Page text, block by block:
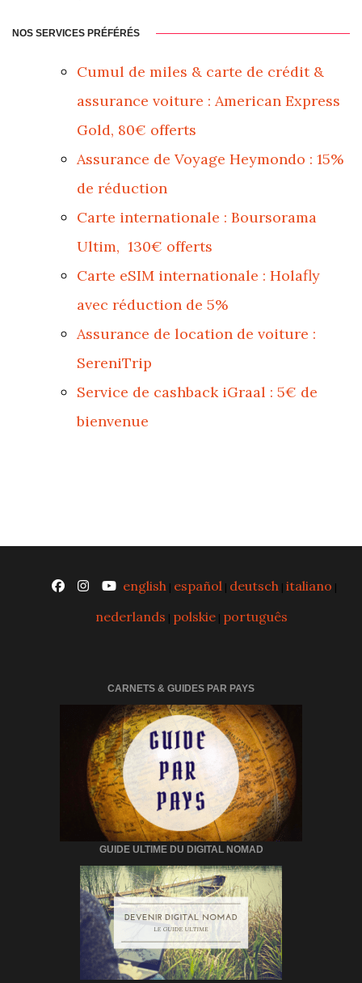
NOS SERVICES PRÉFÉRÉS
Cumul de miles & carte de crédit &
assurance voiture : American Express
Gold, 80€ offerts
Assurance de Voyage Heymondo : 15%
de réduction
Carte internationale : Boursorama
Ultim, 130€ offerts
Carte eSIM internationale : Holafly
avec réduction de 5%
Assurance de location de voiture :
SereniTrip
Service de cashback iGraal : 5€ de
bienvenue
english | español | deutsch |italiano |
nederlands | polskie| português
CARNETS & GUIDES PAR PAYS
GUIDE ULTIME DU DIGITAL NOMAD